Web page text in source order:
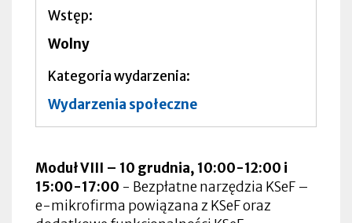
Wstęp
Wolny
Kategoria wydarzenia
Wydarzenia społeczne
Moduł VIII – 10 grudnia, 10:00-12:00 i
15:00-17:00 - Bezpłatne narzędzia KSeF –
e-mikrofirma powiązana z KSeF oraz